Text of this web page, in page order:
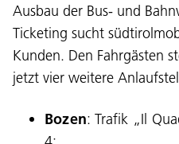
Ausbau der Bus- und
Ticketing sucht
Kunden. Den Fahrgästen
jetzt vier weitere
Bozen: Trafik „Il